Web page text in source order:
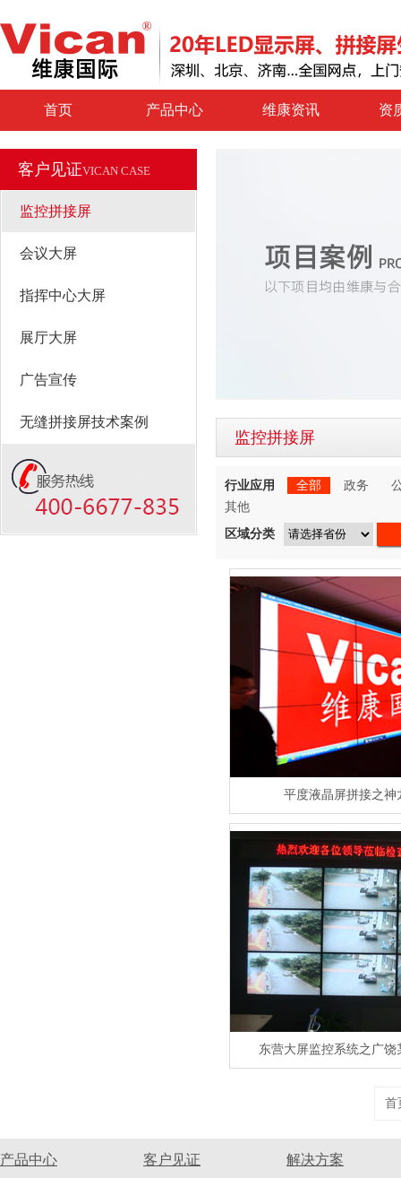
首页 产品中心 维康资讯 资
客户见证VICAN CASE
监控拼接屏
会议大屏
指挥中心大屏
展厅大屏
广告宣传
无缝拼接屏技术案例
监控拼接屏
行业应用 全部 政务
其他
区域分类
平度液晶屏拼接之神
东营大屏监控系统之广饶
首
产品中心 客户见证 解决方案